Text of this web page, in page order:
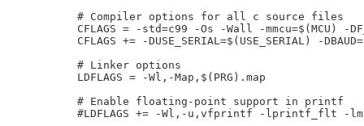
# Compiler options for all c source files
CFLAGS = -std=c99 -Os -Wall -mmcu=$(MCU) -
CFLAGS += -DUSE_SERIAL=$(USE_SERIAL) -
# Linker options
LDFLAGS = -Wl,-Map,$(PRG).map
# Enable floating-point support in printf
#LDFLAGS += -Wl,-u,vfprintf -lprintf_flt -lm